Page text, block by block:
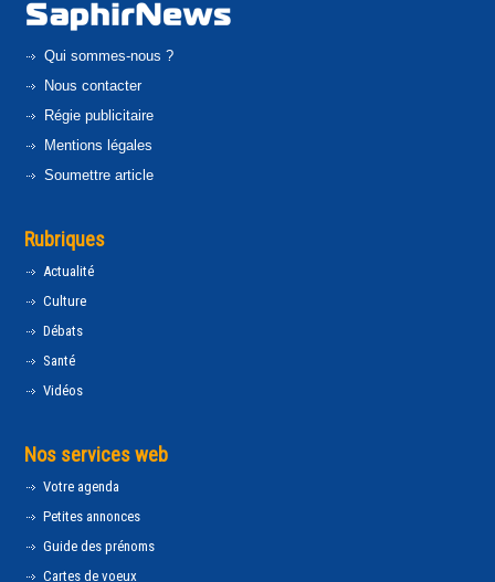
Qui sommes-nous ?
Nous contacter
Régie publicitaire
Mentions légales
Soumettre article
Rubriques
Actualité
Culture
Débats
Santé
Vidéos
Nos services web
Votre agenda
Petites annonces
Guide des prénoms
Cartes de voeux